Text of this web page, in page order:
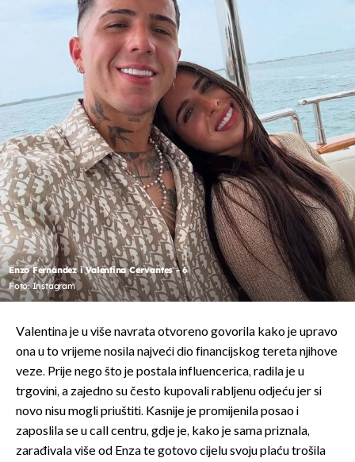
Enzo Fernández i Valentina Cervantes - 6
Foto: Instagram
Valentina je u više navrata otvoreno govorila kako je upravo
ona u to vrijeme nosila najveći dio financijskog tereta njihove
veze. Prije nego što je postala influencerica, radila je u
trgovini, a zajedno su često kupovali rabljenu odjeću jer si
novo nisu mogli priuštiti. Kasnije je promijenila posao i
zaposlila se u call centru, gdje je, kako je sama priznala,
zarađivala više od Enza te gotovo cijelu svoju plaću trošila